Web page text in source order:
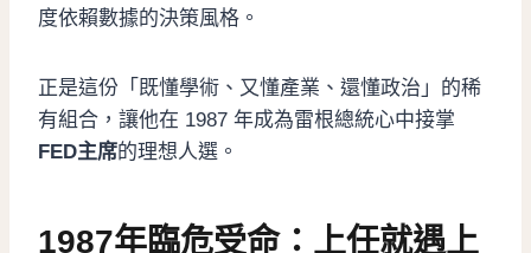
度依賴數據的決策風格。
正是這份「既懂學術、又懂產業、還懂政治」的稀
有組合，讓他在 1987 年成為雷根總統心中接掌
FED主席的理想人選。
1987年臨危受命：上任就遇上